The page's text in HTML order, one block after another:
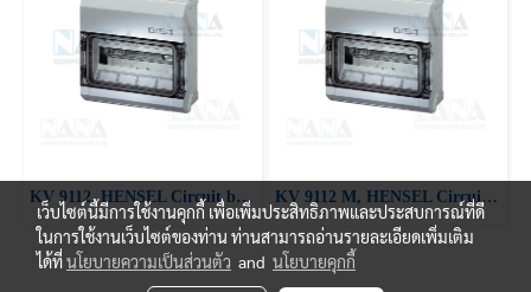
KV 9112, HENSEL Circuit breaker boxes 12 modules IP65 KV 9112 M, HENSEL Circuit breaker boxes 12 modules IP65
เว็บไซต์นี้มีการใช้งานคุกกี้ เพื่อเพิ่มประสิทธิภาพและประสบการณ์ที่ดี
ในการใช้งานเว็บไซต์ของท่าน ท่านสามารถอ่านรายละเอียดเพิ่มเติม
ได้ที่นโยบายความเป็นส่วนตัว and นโยบายคุกกี้